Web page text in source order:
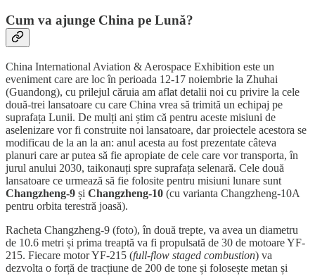
Cum va ajunge China pe Lună?
China International Aviation & Aerospace Exhibition este un
eveniment care are loc în perioada 12-17 noiembrie la Zhuhai
(Guandong), cu prilejul căruia am aflat detalii noi cu privire la cele
două-trei lansatoare cu care China vrea să trimită un echipaj pe
suprafața Lunii. De mulți ani știm că pentru aceste misiuni de
aselenizare vor fi construite noi lansatoare, dar proiectele acestora se
modificau de la an la an: anul acesta au fost prezentate câteva
planuri care ar putea să fie apropiate de cele care vor transporta, în
jurul anului 2030, taikonauți spre suprafața selenară. Cele două
lansatoare ce urmează să fie folosite pentru misiuni lunare sunt
Changzheng-9 și Changzheng-10 (cu varianta Changzheng-10A
pentru orbita terestră joasă).
Racheta Changzheng-9 (foto), în două trepte, va avea un diametru
de 10.6 metri și prima treaptă va fi propulsată de 30 de motoare YF-
215. Fiecare motor YF-215 (full-flow staged combustion) va
dezvolta o forță de tracțiune de 200 de tone și folosește metan și